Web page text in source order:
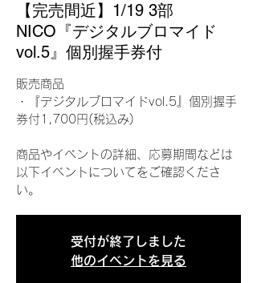
【完売間近】1/19 3部
NICO『デジタルブロマイド
vol.5』個別握手券付
販売商品
・『デジタルブロマイドvol.5』個別握手
券付1,700円(税込み)
商品やイベントの詳細、応募期間などは
以下イベントについてをご確認くださ
い。
受付が終了しました
他のイベントを見る